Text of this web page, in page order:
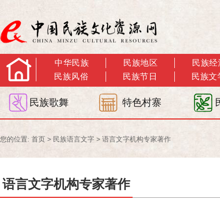
中华民族 民族地区
民族经
民族风俗
民族节日 民族文
民族歌舞 特色村寨
您的位置: 首页 > 民族语言文字 > 语言文字机构专家著作
语言文字机构专家著作